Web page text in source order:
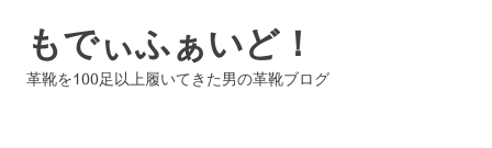
もでぃふぁいど！
革靴を100足以上履いてきた男の革靴ブログ